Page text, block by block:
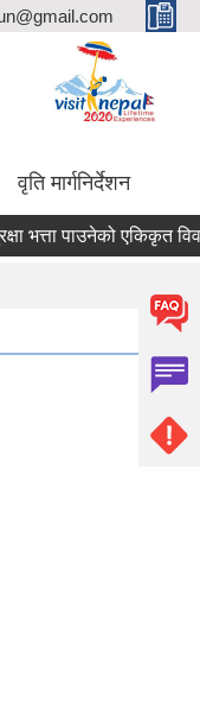
वृति मार्गनिर्देशन
भत्ता पाउनेको एकिकृत